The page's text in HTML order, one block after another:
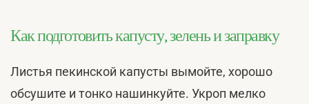
Как подготовить капусту, зелень и заправку
Листья пекинской капусты вымойте, хорошо
обсушите и тонко нашинкуйте. Укроп мелко